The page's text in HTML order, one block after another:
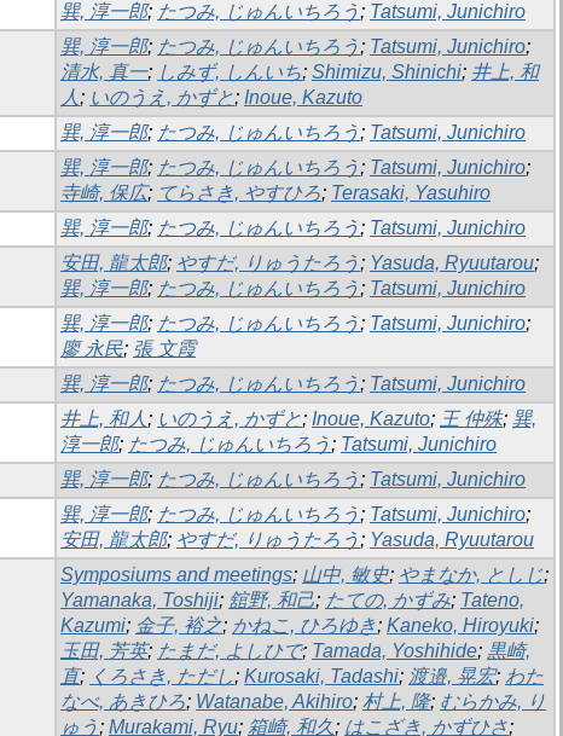
巽, 淳一郎; たつみ, じゅんいちろう ; Tatsumi, Junichiro
巽, 淳一郎; たつみ, じゅんいちろう ; Tatsumi, Junichiro;
清水, 真一; しみず, しんいち; Shimizu, Shinichi; 井上, 和
人 ; いのうえ, かずと; Inoue, Kazuto
巽, 淳一郎; たつみ, じゅんいちろう ; Tatsumi, Junichiro
巽, 淳一郎; たつみ, じゅんいちろう ; Tatsumi, Junichiro;
寺崎, 保広; てらさき, やすひろ; Terasaki, Yasuhiro
巽, 淳一郎; たつみ, じゅんいちろう ; Tatsumi, Junichiro
安田, 龍太郎; やすだ, りゅうたろう ; Yasuda, Ryuutarou;
巽, 淳一郎; たつみ, じゅんいちろう ; Tatsumi, Junichiro
巽, 淳一郎; たつみ, じゅんいちろう ; Tatsumi, Junichiro;
廖 永民; 張 文霞
巽, 淳一郎; たつみ, じゅんいちろう ; Tatsumi, Junichiro
井上, 和人 ; いのうえ, かずと; Inoue, Kazuto; 王 仲殊; 巽,
淳一郎; たつみ, じゅんいちろう ; Tatsumi, Junichiro
巽, 淳一郎; たつみ, じゅんいちろう ; Tatsumi, Junichiro
巽, 淳一郎; たつみ, じゅんいちろう ; Tatsumi, Junichiro;
安田, 龍太郎; やすだ, りゅうたろう ; Yasuda, Ryuutarou
Symposiums and meetings; 山中, 敏史; やまなか, としじ;
Yamanaka, Toshiji; 舘野, 和己; たての, かずみ; Tateno,
Kazumi; 金子, 裕之; かねこ, ひろゆき; Kaneko, Hiroyuki;
玉田, 芳英; たまだ, よしひで; Tamada, Yoshihide; 黒崎,
直; くろさき, ただし; Kurosaki, Tadashi; 渡邉, 晃宏; わた
なべ, あきひろ; Watanabe, Akihiro; 村上, 隆; むらかみ, り
ゅう ; Murakami, Ryu; 箱崎, 和久; はこざき, かずひさ;